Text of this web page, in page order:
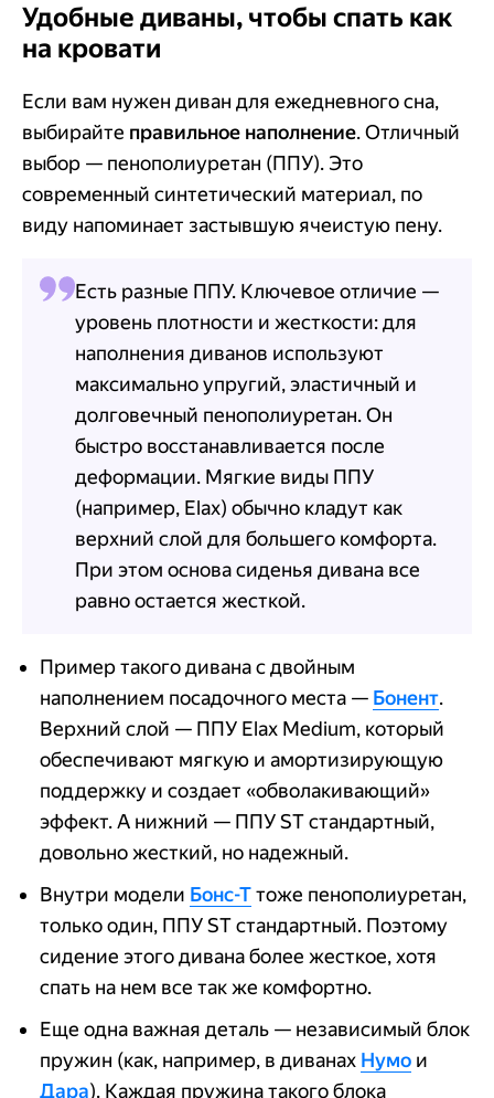
Удобные диваны, чтобы спать как
на кровати
Если вам нужен диван для ежедневного сна,
выбирайте правильное наполнение. Отличный
выбор — пенополиуретан (ППУ). Это
современный синтетический материал, по
виду напоминает застывшую ячеистую пену.
Есть разные ППУ. Ключевое отличие —
уровень плотности и жесткости: для
наполнения диванов используют
максимально упругий, эластичный и
долговечный пенополиуретан. Он
быстро восстанавливается после
деформации. Мягкие виды ППУ
(например, Elax) обычно кладут как
верхний слой для большего комфорта.
При этом основа сиденья дивана все
равно остается жесткой.
Пример такого дивана с двойным
наполнением посадочного места — Бонент.
Верхний слой — ППУ Elax Medium, который
обеспечивают мягкую и амортизирующую
поддержку и создает «обволакивающий»
эффект. А нижний — ППУ ST стандартный,
довольно жесткий, но надежный.
Внутри модели Бонс-Ттоже пенополиуретан,
только один, ППУ ST стандартный. Поэтому
сидение этого дивана более жесткое, хотя
спать на нем все так же комфортно.
Еще одна важная деталь — независимый блок
пружин (как, например, в диванах Нумо и
Дара). Каждая пружина такого блока